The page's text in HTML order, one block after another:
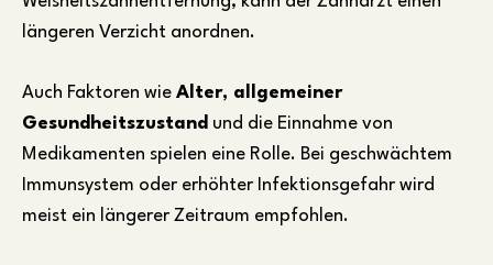
längeren Verzicht anordnen.
Auch Faktoren wie Alter, allgemeiner
Gesundheitszustand und die Einnahme von
Medikamenten spielen eine Rolle. Bei geschwächtem
Immunsystem oder erhöhter Infektionsgefahr wird
meist ein längerer Zeitraum empfohlen.